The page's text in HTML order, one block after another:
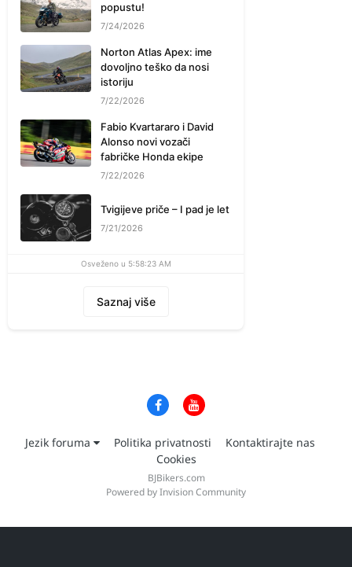
popustu!
7/24/2026
Norton Atlas Apex: ime
dovoljno teško da nosi
istoriju
7/22/2026
Fabio Kvartararo i David
Alonso novi vozači
fabričke Honda ekipe
7/22/2026
Tvigijeve priče – I pad je let
7/21/2026
Osveženo u 5:58:23 AM
Saznaj više
Jezik foruma Politika privatnosti
Kontaktirajte nas
Cookies
BJBikers.com
Powered by Invision Community